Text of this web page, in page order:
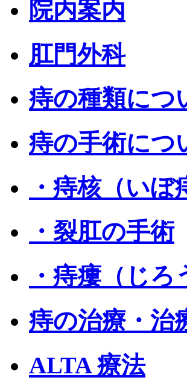
院内案内
肛門外科
痔の種類につ
痔の手術につ
・痔核（い
・裂肛の手術
・痔瘻（じ
痔の治療・治
ALTA 療法